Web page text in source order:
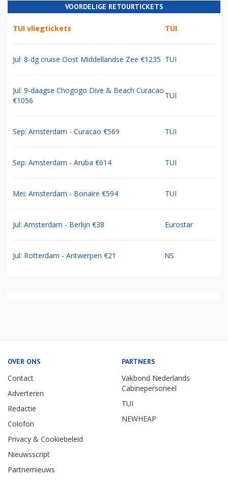
VOORDELIGE RETOURTICKETS
TUI vliegtickets TUI
Jul: 8-dg cruise Oost Middellandse Zee €1235 TUI
Jul: 9-daagse Chogogo Dive & Beach Curacao
€1056
TUI
Sep: Amsterdam - Curacao €569 TUI
Sep: Amsterdam - Aruba €614 TUI
Mei: Amsterdam - Bonaire €594 TUI
Jul: Amsterdam - Berlijn €38 Eurostar
Jul: Rotterdam - Antwerpen €21 NS
OVER ONS
Contact
Adverteren
Redactie
Colofon
Privacy & Cookiebeleid
Nieuwsscript
Partnernieuws
PARTNERS
Vakbond Nederlands
Cabinepersoneel
TUI
NEWHEAP